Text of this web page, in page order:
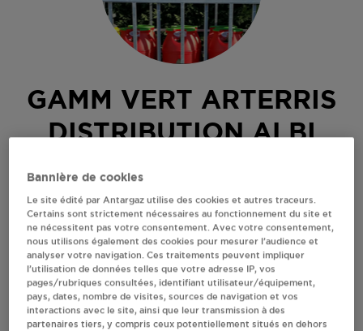
GAMM VERT ARTERRIS
DISTRIBUTION ALBI
81000ALBI
Revendeur de bouteilles de gaz
S'Y RENDRE
AFFICHER LE TÉLÉPHONE
Bannière de cookies
Le site édité par Antargaz utilise des cookies et autres traceurs.
Certains sont strictement nécessaires au fonctionnement du site et
ne nécessitent pas votre consentement. Avec votre consentement,
nous utilisons également des cookies pour mesurer l’audience et
analyser votre navigation. Ces traitements peuvent impliquer
l’utilisation de données telles que votre adresse IP, vos
pages/rubriques consultées, identifiant utilisateur/équipement,
pays, dates, nombre de visites, sources de navigation et vos
interactions avec le site, ainsi que leur transmission à des
partenaires tiers, y compris ceux potentiellement situés en dehors